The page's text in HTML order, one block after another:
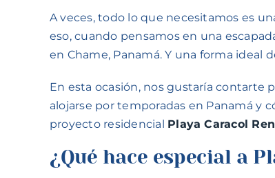
A veces, todo lo que necesitamos es
eso, cuando pensamos en una
en Chame, Panamá. Y una forma ideal
En esta ocasión, nos gustaría contarte
alojarse por temporadas en Panamá y
proyecto residencial Playa Caracol
¿Qué hace especial a